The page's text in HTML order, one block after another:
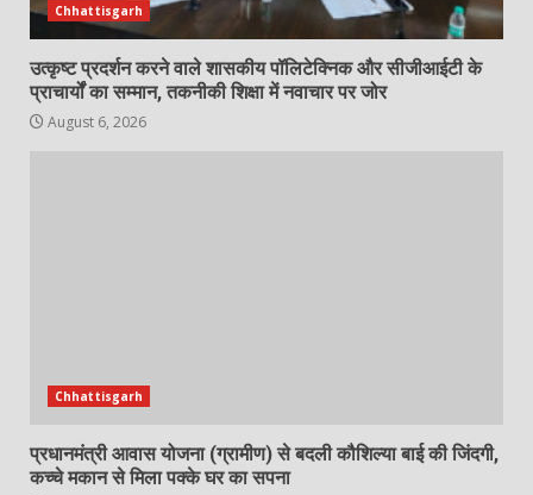
Chhattisgarh
उत्कृष्ट प्रदर्शन करने वाले शासकीय पॉलिटेक्निक और सीजीआईटी के
प्राचार्यों का सम्मान, तकनीकी शिक्षा में नवाचार पर जोर
August 6, 2026
Chhattisgarh
प्रधानमंत्री आवास योजना (ग्रामीण) से बदली कौशिल्या बाई की जिंदगी,
कच्चे मकान से मिला पक्के घर का सपना